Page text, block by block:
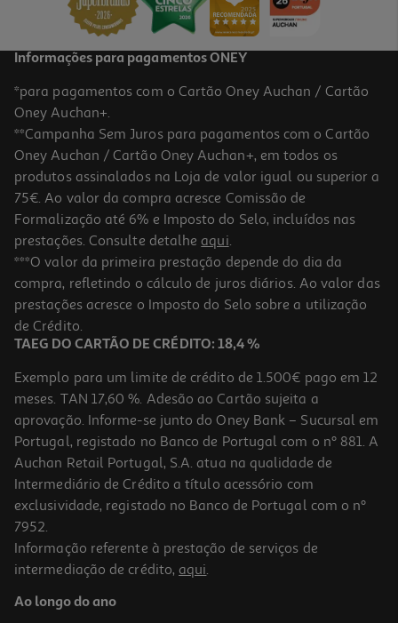
Informações para pagamentos ONEY
*para pagamentos com o Cartão Oney Auchan / Cartão
Oney Auchan+.
**Campanha Sem Juros para pagamentos com o Cartão
Oney Auchan / Cartão Oney Auchan+, em todos os
produtos assinalados na Loja de valor igual ou superior a
75€. Ao valor da compra acresce Comissão de
Formalização até 6% e Imposto do Selo, incluídos nas
prestações. Consulte detalhe aqui.
***O valor da primeira prestação depende do dia da
compra, refletindo o cálculo de juros diários. Ao valor das
prestações acresce o Imposto do Selo sobre a utilização
de Crédito.
TAEG DO CARTÃO DE CRÉDITO: 18,4 %
Exemplo para um limite de crédito de 1.500€ pago em 12
meses. TAN 17,60 %. Adesão ao Cartão sujeita a
aprovação. Informe-se junto do Oney Bank – Sucursal em
Portugal, registado no Banco de Portugal com o nº 881. A
Auchan Retail Portugal, S.A. atua na qualidade de
Intermediário de Crédito a título acessório com
exclusividade, registado no Banco de Portugal com o nº
7952.
Informação referente à prestação de serviços de
intermediação de crédito, aqui.
Ao longo do ano